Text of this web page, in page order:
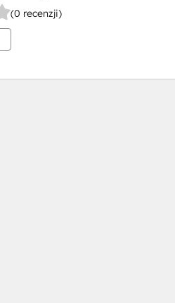
(0 recenzji)